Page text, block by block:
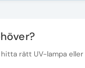
rätt UV-lampa